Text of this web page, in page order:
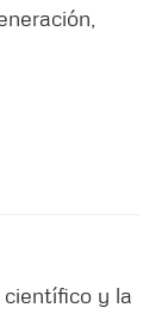
científico y la